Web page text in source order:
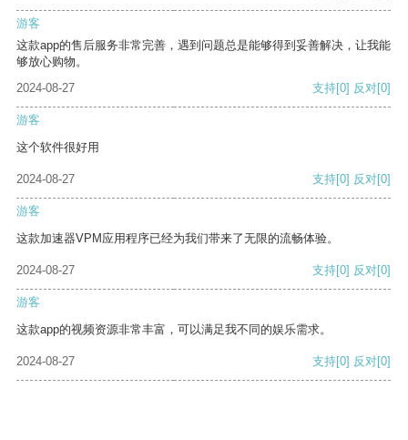
游客
这款app的售后服务非常完善，遇到问题总是能够得到妥善解决，让我能
够放心购物。
2024-08-27
支持[0] 反对[0]
游客
这个软件很好用
2024-08-27 支持[0] 反对[0]
游客
这款加速器VPM应用程序已经为我们带来了无限的流畅体验。
2024-08-27 支持[0] 反对[0]
游客
这款app的视频资源非常丰富，可以满足我不同的娱乐需求。
2024-08-27 支持[0] 反对[0]